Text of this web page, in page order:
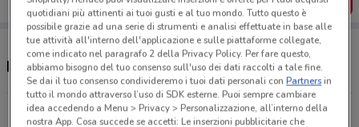
Negozi Pali nelle vicinanze
Via Ostiense, 119 Roma
quotidiani più attinenti ai tuoi gusti e al tuo mondo. Tutto questo è
possibile grazie ad una serie di strumenti e analisi effettuate in base alle
tue attività all'interno dell'applicazione e sulle piattaforme collegate,
come indicato nel paragrafo 2 della Privacy Policy. Per fare questo,
abbiamo bisogno del tuo consenso sull'uso dei dati raccolti a tale fine.
Se dai il tuo consenso condivideremo i tuoi dati personali conPartnersin
tutto il mondo attraverso l’uso di SDK esterne. Puoi sempre cambiare
idea accedendo a Menu > Privacy > Personalizzazione, all’interno della
nostra App. Cosa succede se accetti: Le inserzioni pubblicitarie che